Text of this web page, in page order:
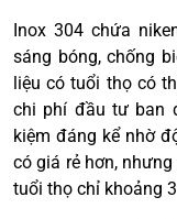
Inox 304 chứa
sáng bóng, chống
liệu có tuổi thọ có
chi phí đầu tư ban
kiệm đáng kể nhờ
có giá rẻ hơn,
tuổi thọ chỉ khoảng